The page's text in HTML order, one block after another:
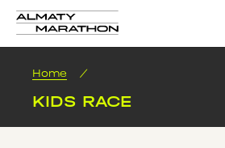
Home /
KIDS RACE